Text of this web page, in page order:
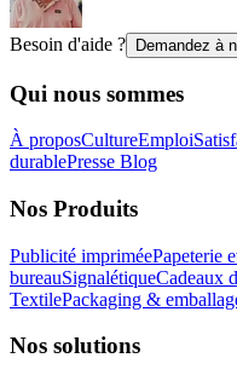
Besoin d'aide ? Demandez à
Qui nous sommes
À proposCultureEmploi
durablePresse Blog
Nos Produits
Publicité impriméePapeterie
bureauSignalétiqueCadeaux
TextilePackaging &
Nos solutions